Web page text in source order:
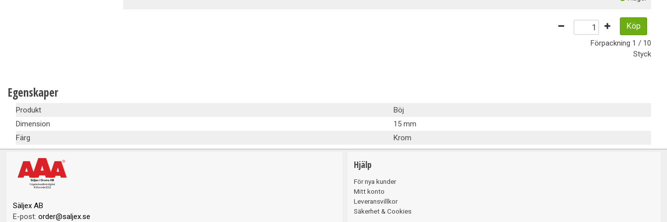
Köp
Förpackning 1 / 10
Styck
Egenskaper
Produkt
Böj
Dimension
15 mm
Färg
Krom
Säljex AB
E-post: order@saljex.se
Hjälp
För nya kunder
Mitt konto
Leveransvillkor
Säkerhet & Cookies